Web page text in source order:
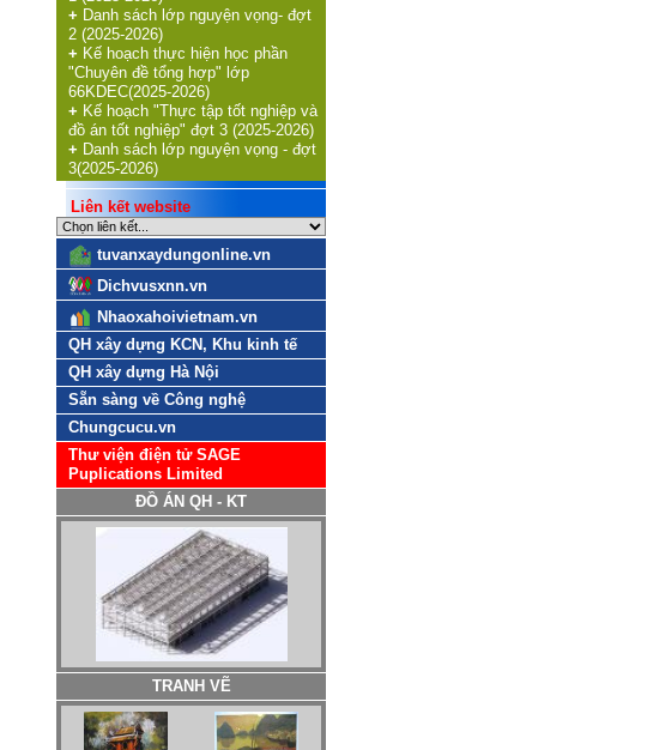
+ Danh sách lớp nguyện vọng- đợt
2 (2025-2026)
+ Kế hoạch thực hiện học phần
"Chuyên đề tổng hợp" lớp
66KDEC(2025-2026)
+ Kế hoạch "Thực tập tốt nghiệp và
đồ án tốt nghiệp" đợt 3 (2025-2026)
+ Danh sách lớp nguyện vọng - đợt
3(2025-2026)
Liên kết website
tuvanxaydungonline.vn
Dichvusxnn.vn
Nhaoxahoivietnam.vn
QH xây dựng KCN, Khu kinh tế
QH xây dựng Hà Nội
Sẵn sàng về Công nghệ
Chungcucu.vn
Thư viện điện tử SAGE
Puplications Limited
ĐỒ ÁN QH - KT
TRANH VẼ